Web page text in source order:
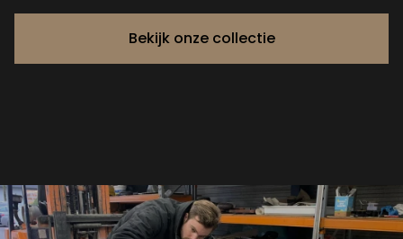
Bekijk onze collectie